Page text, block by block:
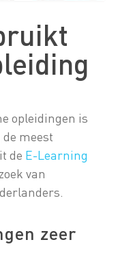
opleidingen is
meest
de E-Learning
van